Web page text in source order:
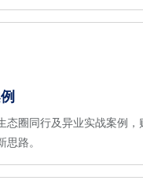
态圈同行及异业实战案例，
思路。